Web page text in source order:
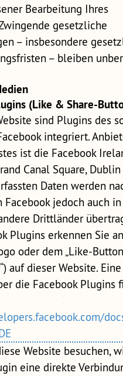
Bearbeitung Ihres
gesetzliche
– insbesondere
– bleiben
(Like & Share-
sind Plugins des
integriert.
ist die Facebook
Canal Square, Dublin
Daten werden
Facebook jedoch auch
Drittländer
Plugins erkennen Sie
oder dem „Like-
auf dieser Website. Eine
die Facebook Plugins
Website besuchen,
eine direkte